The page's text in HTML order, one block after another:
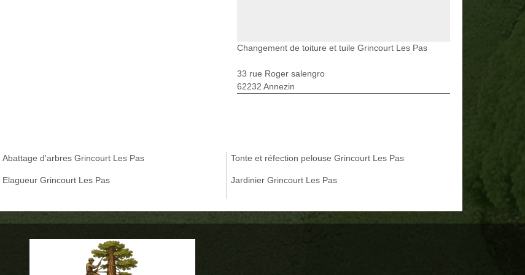
Changement de toiture et tuile Grincourt Les Pas
33 rue Roger salengro
62232 Annezin
Abattage d'arbres Grincourt Les Pas
Elagueur Grincourt Les Pas
Tonte et réfection pelouse Grincourt Les Pas
Jardinier Grincourt Les Pas